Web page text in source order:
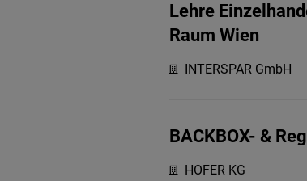
Lehre
Raum Wien
INTERSPAR GmbH
BACKBOX- &
HOFER KG